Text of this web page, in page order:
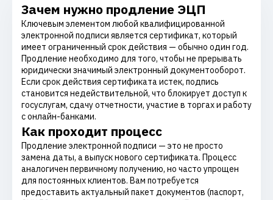
Зачем нужно продление ЭЦП
Ключевым элементом любой квалифицированной
электронной подписи является сертификат, который
имеет ограниченный срок действия — обычно один год.
Продление необходимо для того, чтобы не прерывать
юридически значимый электронный документооборот.
Если срок действия сертификата истек, подпись
становится недействительной, что блокирует доступ к
госуслугам, сдачу отчетности, участие в торгах и работу
с онлайн-банками.
Как проходит процесс
Продление электронной подписи — это не просто
замена даты, а выпуск нового сертификата. Процесс
аналогичен первичному получению, но часто упрощен
для постоянных клиентов. Вам потребуется
предоставить актуальный пакет документов (паспорт,